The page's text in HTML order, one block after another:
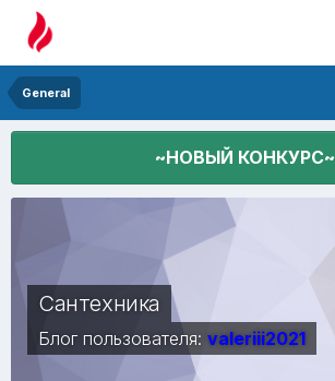
General
~НОВЫЙ КОНКУРС~
Сантехника
Блог пользователя: valeriii2021